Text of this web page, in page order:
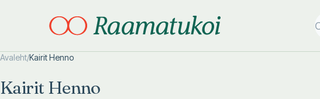
Avaleht/Kairit Henno
Kairit Henno